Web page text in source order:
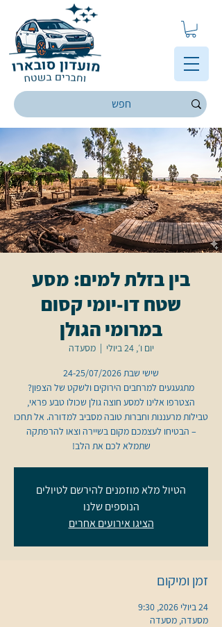
בין בזלת למים: מסע
שטח דו-יומי קסום
במרומי הגולן
יום ו׳, 24 ביולי
  |
מסעדה
מתגעגעים למרחבים הירוקים ולשקט של הצפון?
הצטרפו אלינו למסע חוצה גולן שכולו טבע פראי,
טבילות מרעננות וחברות טובה מסביב למדורה. אל תחכו
– הבטיחו לעצמכם מקום בשיירה וצאו להרפתקה
שתמלא לכם את הלב!
הטיול מלא מוזמנים להירשם לטיולים
הנוספים שלנו
הציגו אירועים אחרים
זמן ומיקום
24 ביולי 2026, 9:30
מסעדה, מסעדה